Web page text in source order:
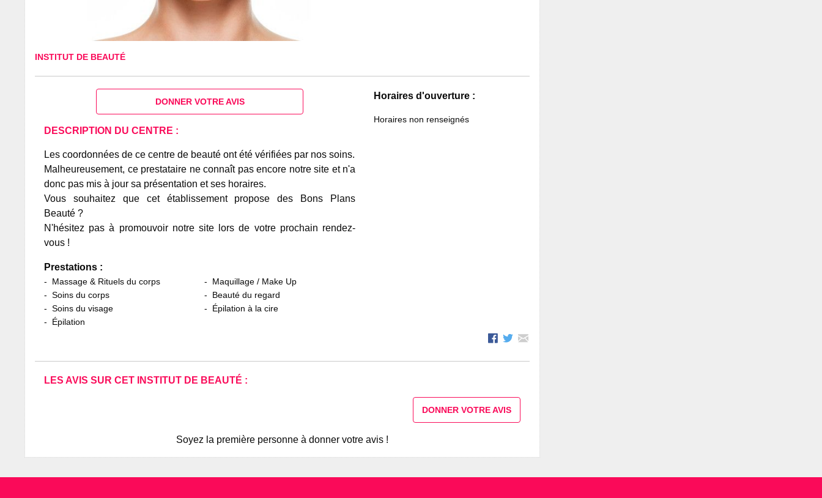
INSTITUT DE BEAUTÉ
Horaires d'ouverture :
Horaires non renseignés
DONNER VOTRE AVIS
DESCRIPTION DU CENTRE :
Les coordonnées de ce centre de beauté ont été vérifiées par nos soins.
Malheureusement, ce prestataire ne connaît pas encore notre site et n'a
donc pas mis à jour sa présentation et ses horaires.
Vous souhaitez que cet établissement propose des Bons Plans
Beauté ?
N'hésitez pas à promouvoir notre site lors de votre prochain rendez-
vous !
Prestations :
Massage & Rituels du corps
Soins du corps
Soins du visage
Épilation
Maquillage / Make Up
Beauté du regard
Épilation à la cire
LES AVIS SUR CET INSTITUT DE BEAUTÉ :
DONNER VOTRE AVIS
Soyez la première personne à donner votre avis !